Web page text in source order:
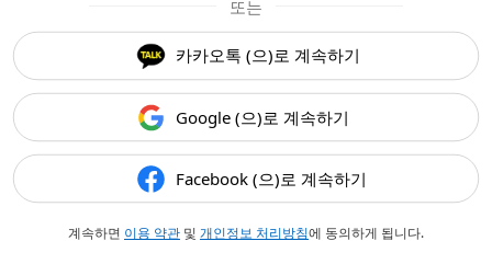
또는
카카오톡 (으)로 계속하기
Google (으)로 계속하기
Facebook (으)로 계속하기
계속하면 이용 약관 및 개인정보 처리방침에 동의하게 됩니다.